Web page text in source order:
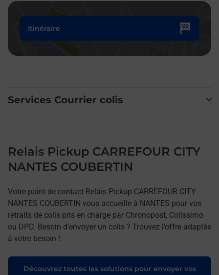
Itinéraire
Services Courrier colis
Relais Pickup CARREFOUR CITY
NANTES COUBERTIN
Votre point de contact Relais Pickup CARREFOUR CITY
NANTES COUBERTIN vous accueille à NANTES pour vos
retraits de colis pris en charge par Chronopost, Colissimo
ou DPD. Besoin d’envoyer un colis ? Trouvez l’offre adaptée
à votre besoin !
Découvrez toutes les solutions pour envoyer vos